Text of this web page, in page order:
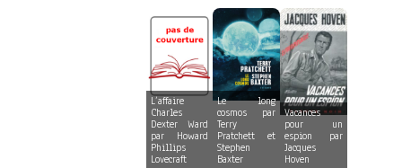
L’affaire
Charles
Dexter Ward
par Howard
Phillips
Lovecraft
Le long
cosmos par
Terry
Pratchett et
Stephen
Baxter
Vacances
pour un
espion par
Jacques
Hoven